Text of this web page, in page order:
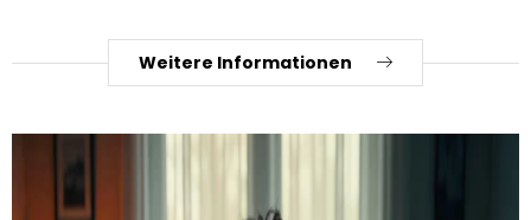
Weitere Informationen